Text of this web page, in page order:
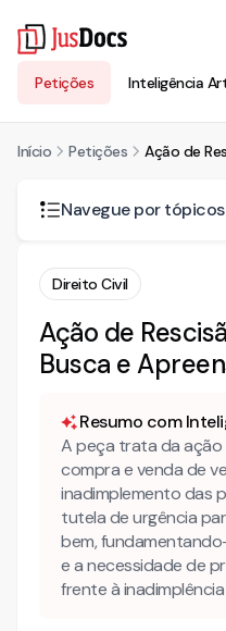
Petições Inteligência
Início Petições
Navegue por tópicos
Quais são os
jurídico de compra e
Mais modelos jurídicos
Conheça também
dar todo o suporte
AÇÃO DE RESCISÃO DE
COM RESERVA DE
APREENSÃO E DEPÓSITO
DE URGENCIA
I- DOS FATOS
II- DO DIREITO
Direito Civil
Ação de
Busca e
Resumo com
A peça trata da
compra e venda de
inadimplemento das
tutela de urgência
bem,
e a necessidade de
frente à